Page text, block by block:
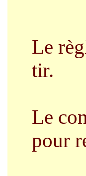
Le
tir.
Le
pour